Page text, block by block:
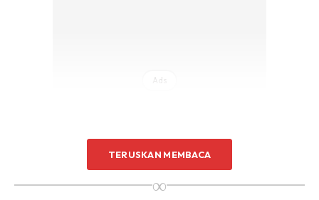
Ads
TERUSKAN MEMBACA
∞